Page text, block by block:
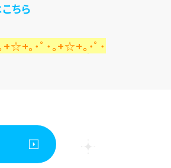
ちら
｡･ﾟ･｡+☆+｡･ﾟ･